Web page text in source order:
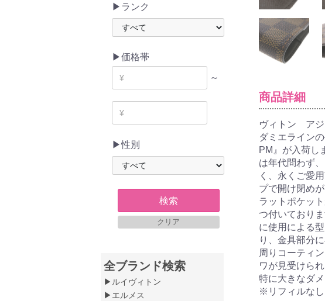
▶ランク
▶価格帯
～
▶性別
検索
クリア
全ブランド検索
▶ルイヴィトン
▶エルメス
商品詳細
ヴィトン アジ
ダミエライン
PM』が入荷し
は年代問わず
く、永くご愛
プで開け閉め
ラットポケッ
つ付いており
に使用による
り、金具部分
周りコーティ
ワが見受けら
特に大きなダ
※リフィルなし